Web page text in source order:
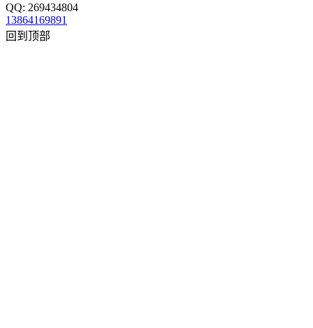
QQ: 269434804
13864169891
回到顶部